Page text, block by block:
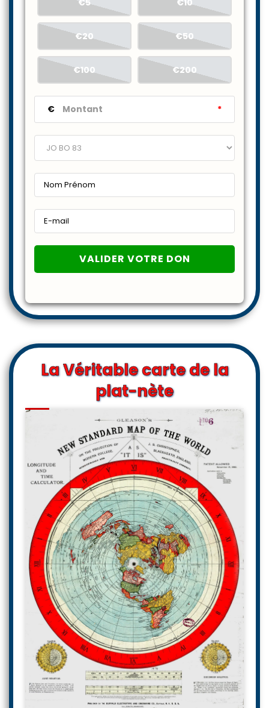
€5 €10
€20 €50
€100 €200
€ *
La Véritable carte de la
plat-nète